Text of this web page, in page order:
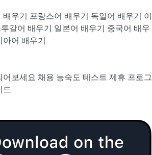
배우기 프랑스어 배우기 독일어 배우기 이
갈어 배우기 일본어 배우기 중국어 배우
아어 배우기
어보세요 채용 능숙도 테스트 제휴 프로그
드